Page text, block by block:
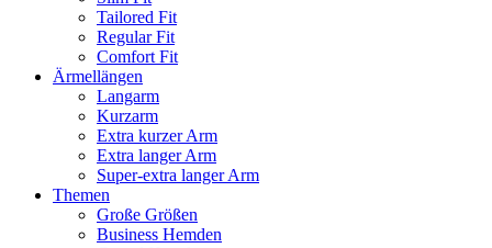
Tailored Fit
Regular Fit
Comfort Fit
Ärmellängen
Langarm
Kurzarm
Extra kurzer Arm
Extra langer Arm
Super-extra langer Arm
Themen
Große Größen
Business Hemden